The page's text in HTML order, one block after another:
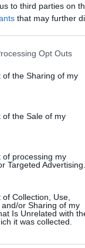
to third parties on
that may further
app uses one
or usage behaviour.
to Google and its
specified purposes
Opt Outs
of the Sharing of my
of the Sale of my
of processing my
Targeted Advertising.
Collection, Use,
or Sharing of my
Is Unrelated with
it was collected.
ένας υπόγειος
σε
πολύ βοηθητικός,
τρελός. Είναι
βοηθάει. Δεν
δεμένο όλο
και θυμό και